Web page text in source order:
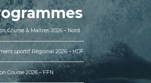
Course & Maîtres 2026 – Nord
sportif Régional 2026 – HDF
Course 2026 – FFN